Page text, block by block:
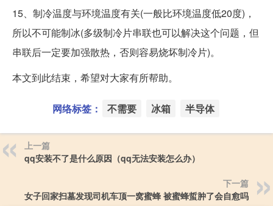
15、制冷温度与环境温度有关(一般比环境温度低20度)，
所以不可能制冰(多级制冷片串联也可以解决这个问题，但
串联后一定要加强散热，否则容易烧坏制冷片)。
本文到此结束，希望对大家有所帮助。
网络标签： 不需要 冰箱 半导体
上一篇
qq安装不了是什么原因（qq无法安装怎么办）
下一篇
女子回家扫墓发现司机车顶一窝蜜蜂 被蜜蜂蜇肿了会自愈吗